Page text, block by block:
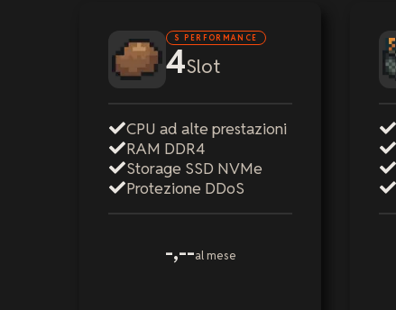
S PERFORMANCE
4Slot
CPU ad alte prestazioni
RAM DDR4
Storage SSD NVMe
Protezione DDoS
-,--al mese